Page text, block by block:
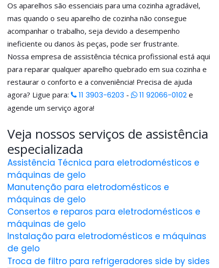
Os aparelhos são essenciais para uma cozinha agradável,
mas quando o seu aparelho de cozinha não consegue
acompanhar o trabalho, seja devido a desempenho
ineficiente ou danos às peças, pode ser frustrante.
Nossa empresa de assistência técnica profissional está aqui
para reparar qualquer aparelho quebrado em sua cozinha e
restaurar o conforto e a conveniência! Precisa de ajuda
agora? Ligue para:
11 3903-6203 - 11 92066-0102 e
agende um serviço agora!
Veja nossos serviços de assistência
especializada
Assistência Técnica para eletrodomésticos e
máquinas de gelo
Manutenção para eletrodomésticos e
máquinas de gelo
Consertos e reparos para eletrodomésticos e
máquinas de gelo
Instalação para eletrodomésticos e máquinas
de gelo
Troca de filtro para refrigeradores side by sides